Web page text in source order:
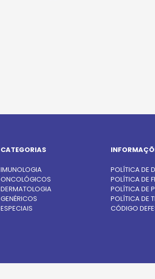
CATEGORIAS
IMUNOLOGIA
ONCOLÓGICOS
DERMATOLOGIA
GENÉRICOS
ESPECIAIS
POLÍTICA DE
POLÍTICA DE
POLÍTICA DE
POLÍTICA DE
CÓDIGO